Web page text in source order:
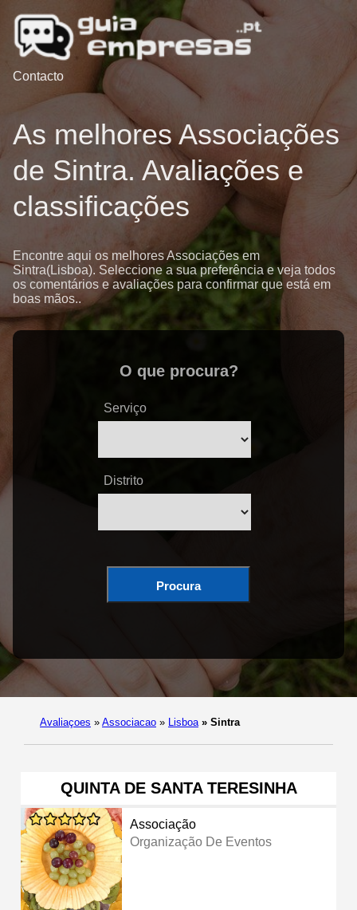
Contacto
As melhores Associações
de Sintra. Avaliações e
classificações
Encontre aqui os melhores Associações em
Sintra(Lisboa). Seleccione a sua preferência e veja todos
os comentários e avaliações para confirmar que está em
boas mãos..
O que procura?
Serviço
Distrito
Procura
Avaliaçoes » Associacao » Lisboa » Sintra
QUINTA DE SANTA TERESINHA
Associação
Organização De Eventos